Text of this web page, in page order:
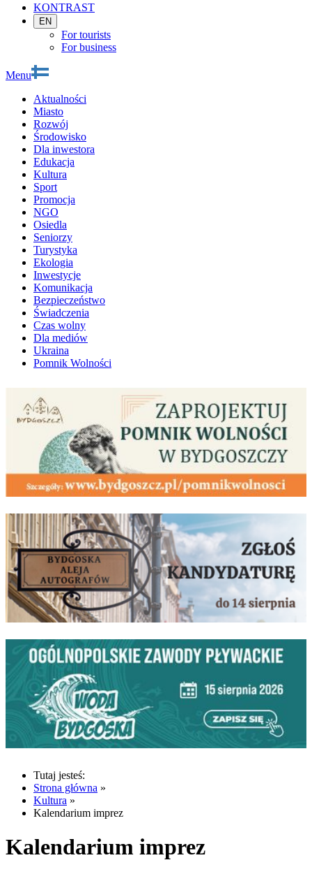
KONTRAST
EN
For tourists
For business
Menu
Aktualności
Miasto
Rozwój
Środowisko
Dla inwestora
Edukacja
Kultura
Sport
Promocja
NGO
Osiedla
Seniorzy
Turystyka
Ekologia
Inwestycje
Komunikacja
Bezpieczeństwo
Świadczenia
Czas wolny
Dla mediów
Ukraina
Pomnik Wolności
Tutaj jesteś:
Strona główna »
Kultura »
Kalendarium imprez
Kalendarium imprez